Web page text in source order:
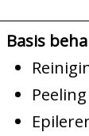
Basis
Peeling